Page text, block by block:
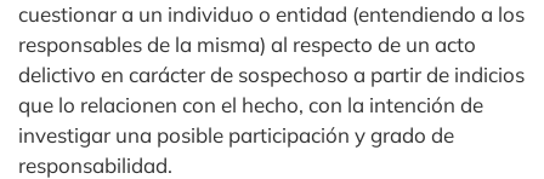
cuestionar a un individuo o entidad (entendiendo a los
responsables de la misma) al respecto de un acto
delictivo en carácter de sospechoso a partir de indicios
que lo relacionen con el hecho, con la intención de
investigar una posible participación y grado de
responsabilidad.